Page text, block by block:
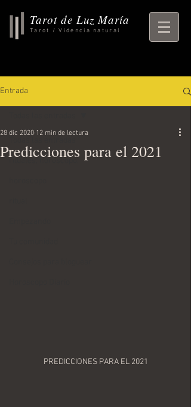
Tarot de Luz María
Tarot / Videncia natural
Entrada
Predicciones para el 2021
28 dic 2020 12 min de lectura
PREDICCIONES PARA EL 2021